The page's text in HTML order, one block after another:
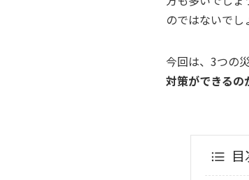
のではないでし
今回は、3つの
対策ができるの